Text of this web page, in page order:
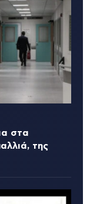
στα
της